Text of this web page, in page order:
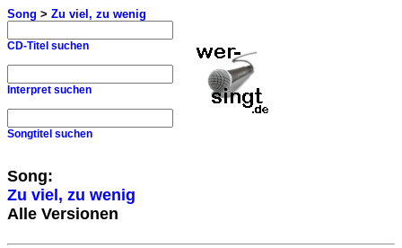
Song > Zu viel, zu wenig
CD-Titel suchen
Interpret suchen
Songtitel suchen
Song:
Zu viel, zu wenig
Alle Versionen